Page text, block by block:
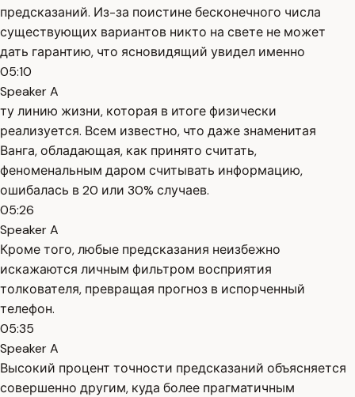
предсказаний. Из-за поистине бесконечного числа
существующих вариантов никто на свете не может
дать гарантию, что ясновидящий увидел именно
05:10
Speaker A
ту линию жизни, которая в итоге физически
реализуется. Всем известно, что даже знаменитая
Ванга, обладающая, как принято считать,
феноменальным даром считывать информацию,
ошибалась в 20 или 30% случаев.
05:26
Speaker A
Кроме того, любые предсказания неизбежно
искажаются личным фильтром восприятия
толкователя, превращая прогноз в испорченный
телефон.
05:35
Speaker A
Высокий процент точности предсказаний объясняется
совершенно другим, куда более прагматичным